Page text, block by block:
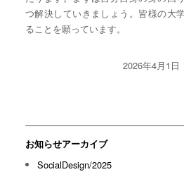
つ解決していきましょう。皆様の大
ることを願っています。
2026年4月1日
お知らせアーカイブ
SocialDesign/2025